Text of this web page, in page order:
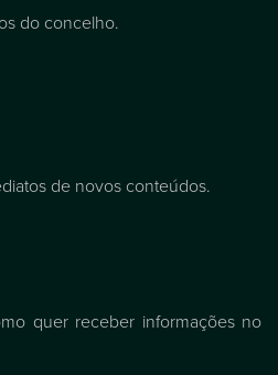
do concelho.
de novos conteúdos.
quer receber informações no